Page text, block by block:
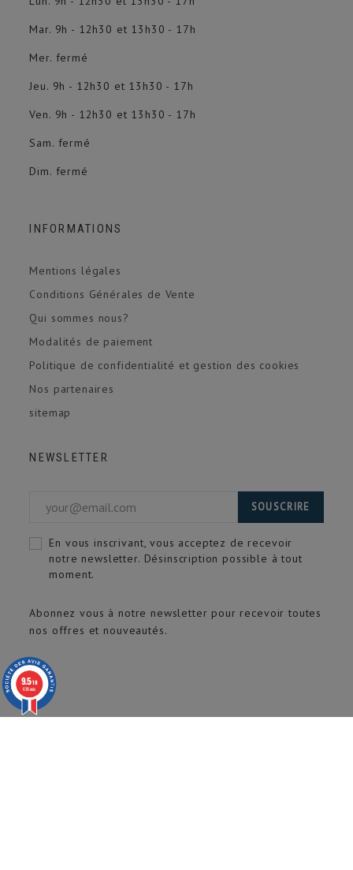
Mar. 9h - 12h30 et 13h30 - 17h
Mer. fermé
Jeu. 9h - 12h30 et 13h30 - 17h
Ven. 9h - 12h30 et 13h30 - 17h
Sam. fermé
Dim. fermé
INFORMATIONS
Mentions légales
Conditions Générales de Vente
Qui sommes nous?
Modalités de paiement
Politique de confidentialité et gestion des cookies
Nos partenaires
sitemap
NEWSLETTER
Abonnez vous à notre newsletter pour recevoir toutes
nos offres et nouveautés.
SOUSCRIRE
En vous inscrivant, vous acceptez de recevoir
notre newsletter. Désinscription possible à tout
moment.
9.5/10
618 avis